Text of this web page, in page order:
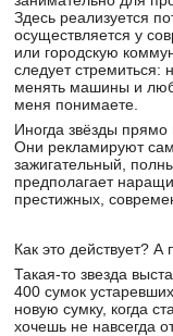
Здесь реализуется
осуществляется у
или городскую
следует стремиться:
менять машины и
меня понимаете.
Иногда звёзды прямо
Они рекламируют
зажигательный,
предполагает
престижных,
Как это действует? А
Такая-то звезда
400 сумок
новую сумку, когда
хочешь не навсегда